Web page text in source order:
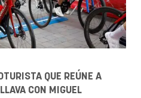
QUE REÚNE A
CON MIGUEL